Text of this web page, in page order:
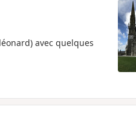
avec quelques